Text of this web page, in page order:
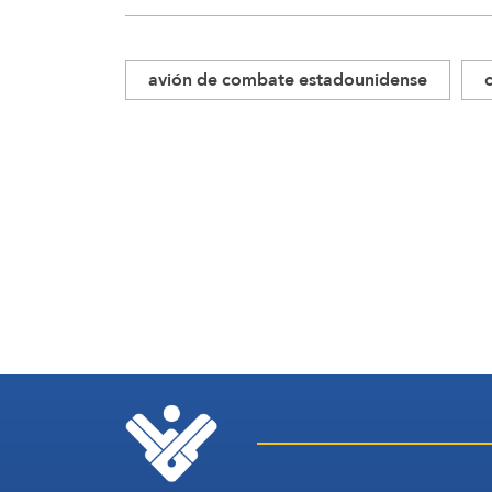
avión de combate estadounidense